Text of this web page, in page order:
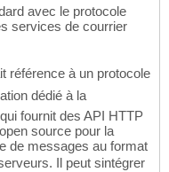
avec le protocole
services de courrier
référence à un protocole
dédié à la
fournit des API HTTP
source pour la
de messages au format
Il peut sintégrer